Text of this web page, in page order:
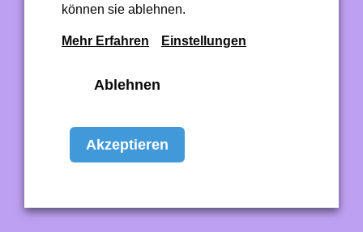
vorbei!
können sie ablehnen.
Mehr Erfahren Einstellungen
Ablehnen
Akzeptieren